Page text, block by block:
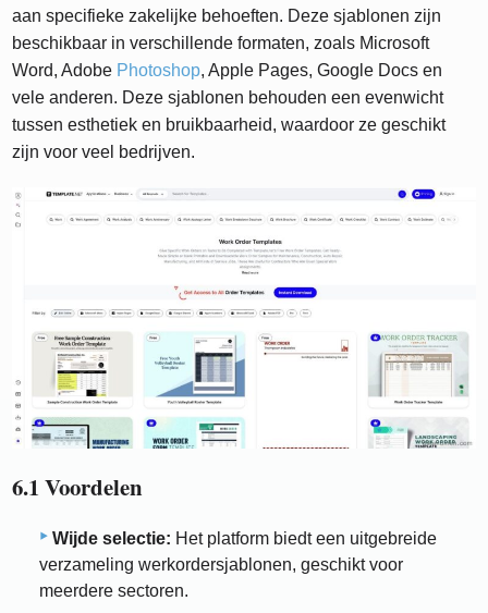
aan specifieke zakelijke behoeften. Deze sjablonen zijn
beschikbaar in verschillende formaten, zoals Microsoft
Word, Adobe Photoshop, Apple Pages, Google Docs en
vele anderen. Deze sjablonen behouden een evenwicht
tussen esthetiek en bruikbaarheid, waardoor ze geschikt
zijn voor veel bedrijven.
6.1 Voordelen
Wijde selectie: Het platform biedt een uitgebreide
verzameling werkordersjablonen, geschikt voor
meerdere sectoren.